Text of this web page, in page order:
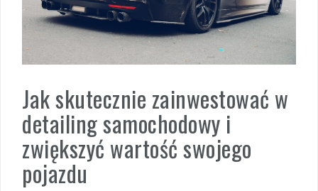
Jak skutecznie zainwestować w
detailing samochodowy i
zwiększyć wartość swojego
pojazdu